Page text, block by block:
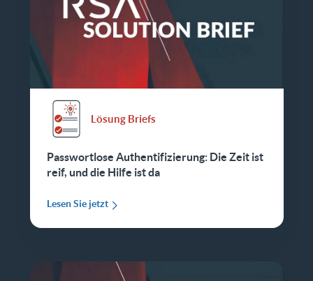
Lösung Briefs
Passwortlose Authentifizierung: Die Zeit ist
reif, und die Hilfe ist da
Lesen Sie jetzt